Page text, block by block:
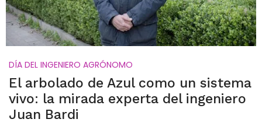
DÍA DEL INGENIERO AGRÓNOMO
El arbolado de Azul como un sistema
vivo: la mirada experta del ingeniero
Juan Bardi